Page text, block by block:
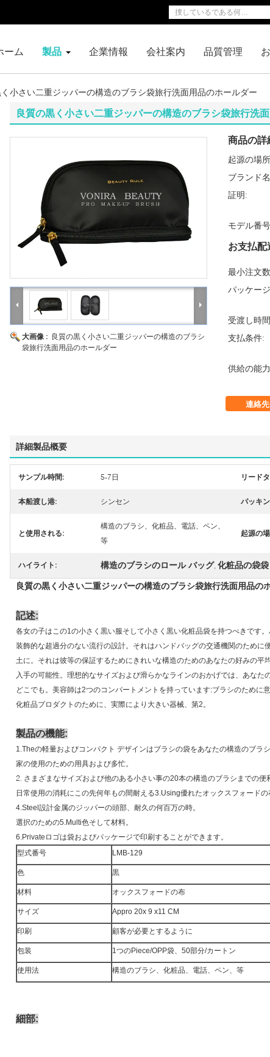
ーム 製品 企業情報 会社案内 品質管理
小さい二重ジッパーの構造のブラシ袋旅行洗面用品のホールダー
良質の黒く小さい二重ジッパーの構造のブラシ袋旅行洗
大画像 : 良質の黒く小さい二重ジッパーの構造のブラシ
袋旅行洗面用品のホールダー
商品の詳
起源の場
ブランド
証明:
モデル番
お支払配
最小注文
パッケー
受渡し時
支払条件:
供給の能
連絡先
詳細製品概要
サンプル時間: 5-7日 リード
本船渡し港: シンセン パッキ
と使用される:
構造のブラシ、化粧品、電話、ペン、
等
起源の
ハイライト: 構造のブラシのロール バッグ, 化粧品の袋袋
良質の黒く小さい二重ジッパーの構造のブラシ袋旅行洗面用品の
記述:
各女の子はこの1の小さく黒い服そして小さく黒い化粧品袋を持つべきです
装飾的な超過分のない流行の設計。それはハンドバッグの交通機関のために
土に。それは彼等の保証するためにきれいな構造のためのあなたの好みの平
入手の可能性。理想的なサイズおよび滑らかなラインのおかげでは、あなた
どこでも。美容師は2つのコンパートメントを持っています:ブラシのために
化粧品プロダクトのために、実際により大きい器械、第2。
製品の機能:
1.Theの軽量およびコンパクト デザインはブラシの袋をあなたの構造のブラ
家の使用のための用具および多忙。
2. さまざまなサイズおよび他のある小さい事の20本の構造のブラシまでの便
日常使用の消耗にこの先何年もの間耐える3.Using優れたオックスフォードの
4.Steel設計金属のジッパーの頭部、耐久の何百万の時。
選択のための5.Multi色そして材料。
6.Privateロゴは袋およびパッケージで印刷することができます。
型式番号
LMB-129
色 黒
材料 オックスフォードの布
サイズ Appro 20x 9 x11 CM
印刷 顧客が必要とするように
包装 1つのPiece/OPP袋、50部分/カートン
使用法 構造のブラシ、化粧品、電話、ペン、等
細部: